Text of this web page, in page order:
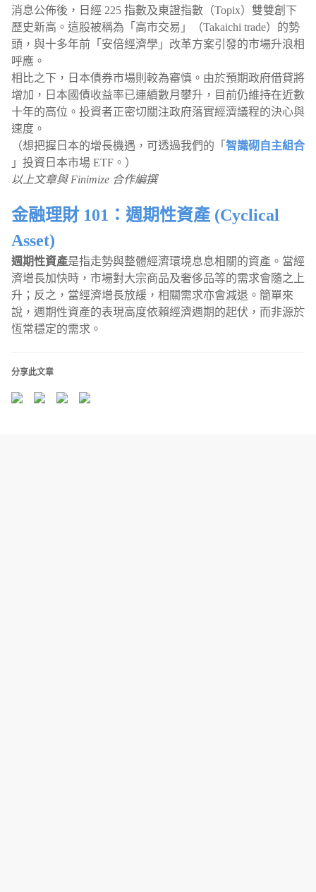
消息公佈後，日經 225 指數及東證指數（Topix）雙雙創下
歷史新高。這股被稱為「高市交易」（Takaichi trade）的勢
頭，與十多年前「安倍經濟學」改革方案引發的市場升浪相
呼應。
相比之下，日本債券市場則較為審慎。由於預期政府借貸將
增加，日本國債收益率已連續數月攀升，目前仍維持在近數
十年的高位。投資者正密切關注政府落實經濟議程的決心與
速度。
（想把握日本的增長機遇，可透過我們的「 智識砌自主組合
」投資日本市場 ETF。）
以上文章與 Finimize 合作編撰
金融理財 101：週期性資產 (Cyclical
Asset)
週期性資產是指走勢與整體經濟環境息息相關的資產。當經
濟增長加快時，市場對大宗商品及奢侈品等的需求會隨之上
升；反之，當經濟增長放緩，相關需求亦會減退。簡單來
說，週期性資產的表現高度依賴經濟週期的起伏，而非源於
恆常穩定的需求。
分享此文章